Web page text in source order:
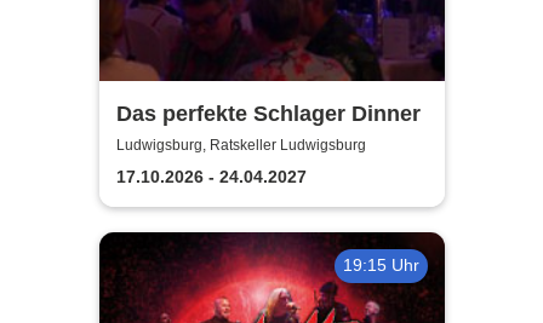
Das perfekte Schlager Dinner
Ludwigsburg, Ratskeller Ludwigsburg
17.10.2026 - 24.04.2027
19:15 Uhr